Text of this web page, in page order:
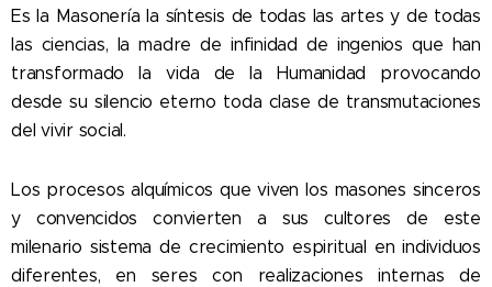
Es la Masonería la síntesis de todas las artes y de todas
las ciencias, la madre de infinidad de ingenios que han
transformado la vida de la Humanidad provocando
desde su silencio eterno toda clase de transmutaciones
del vivir social.
Los procesos alquímicos que viven los masones sinceros
y convencidos convierten a sus cultores de este
milenario sistema de crecimiento espiritual en individuos
diferentes, en seres con realizaciones internas de